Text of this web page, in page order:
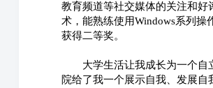
教育频道等社交媒体的关注和
术，能熟练使用Windows系列操
获得二等奖。
大学生活让我成长为一个自立
院给了我一个展示自我、发展